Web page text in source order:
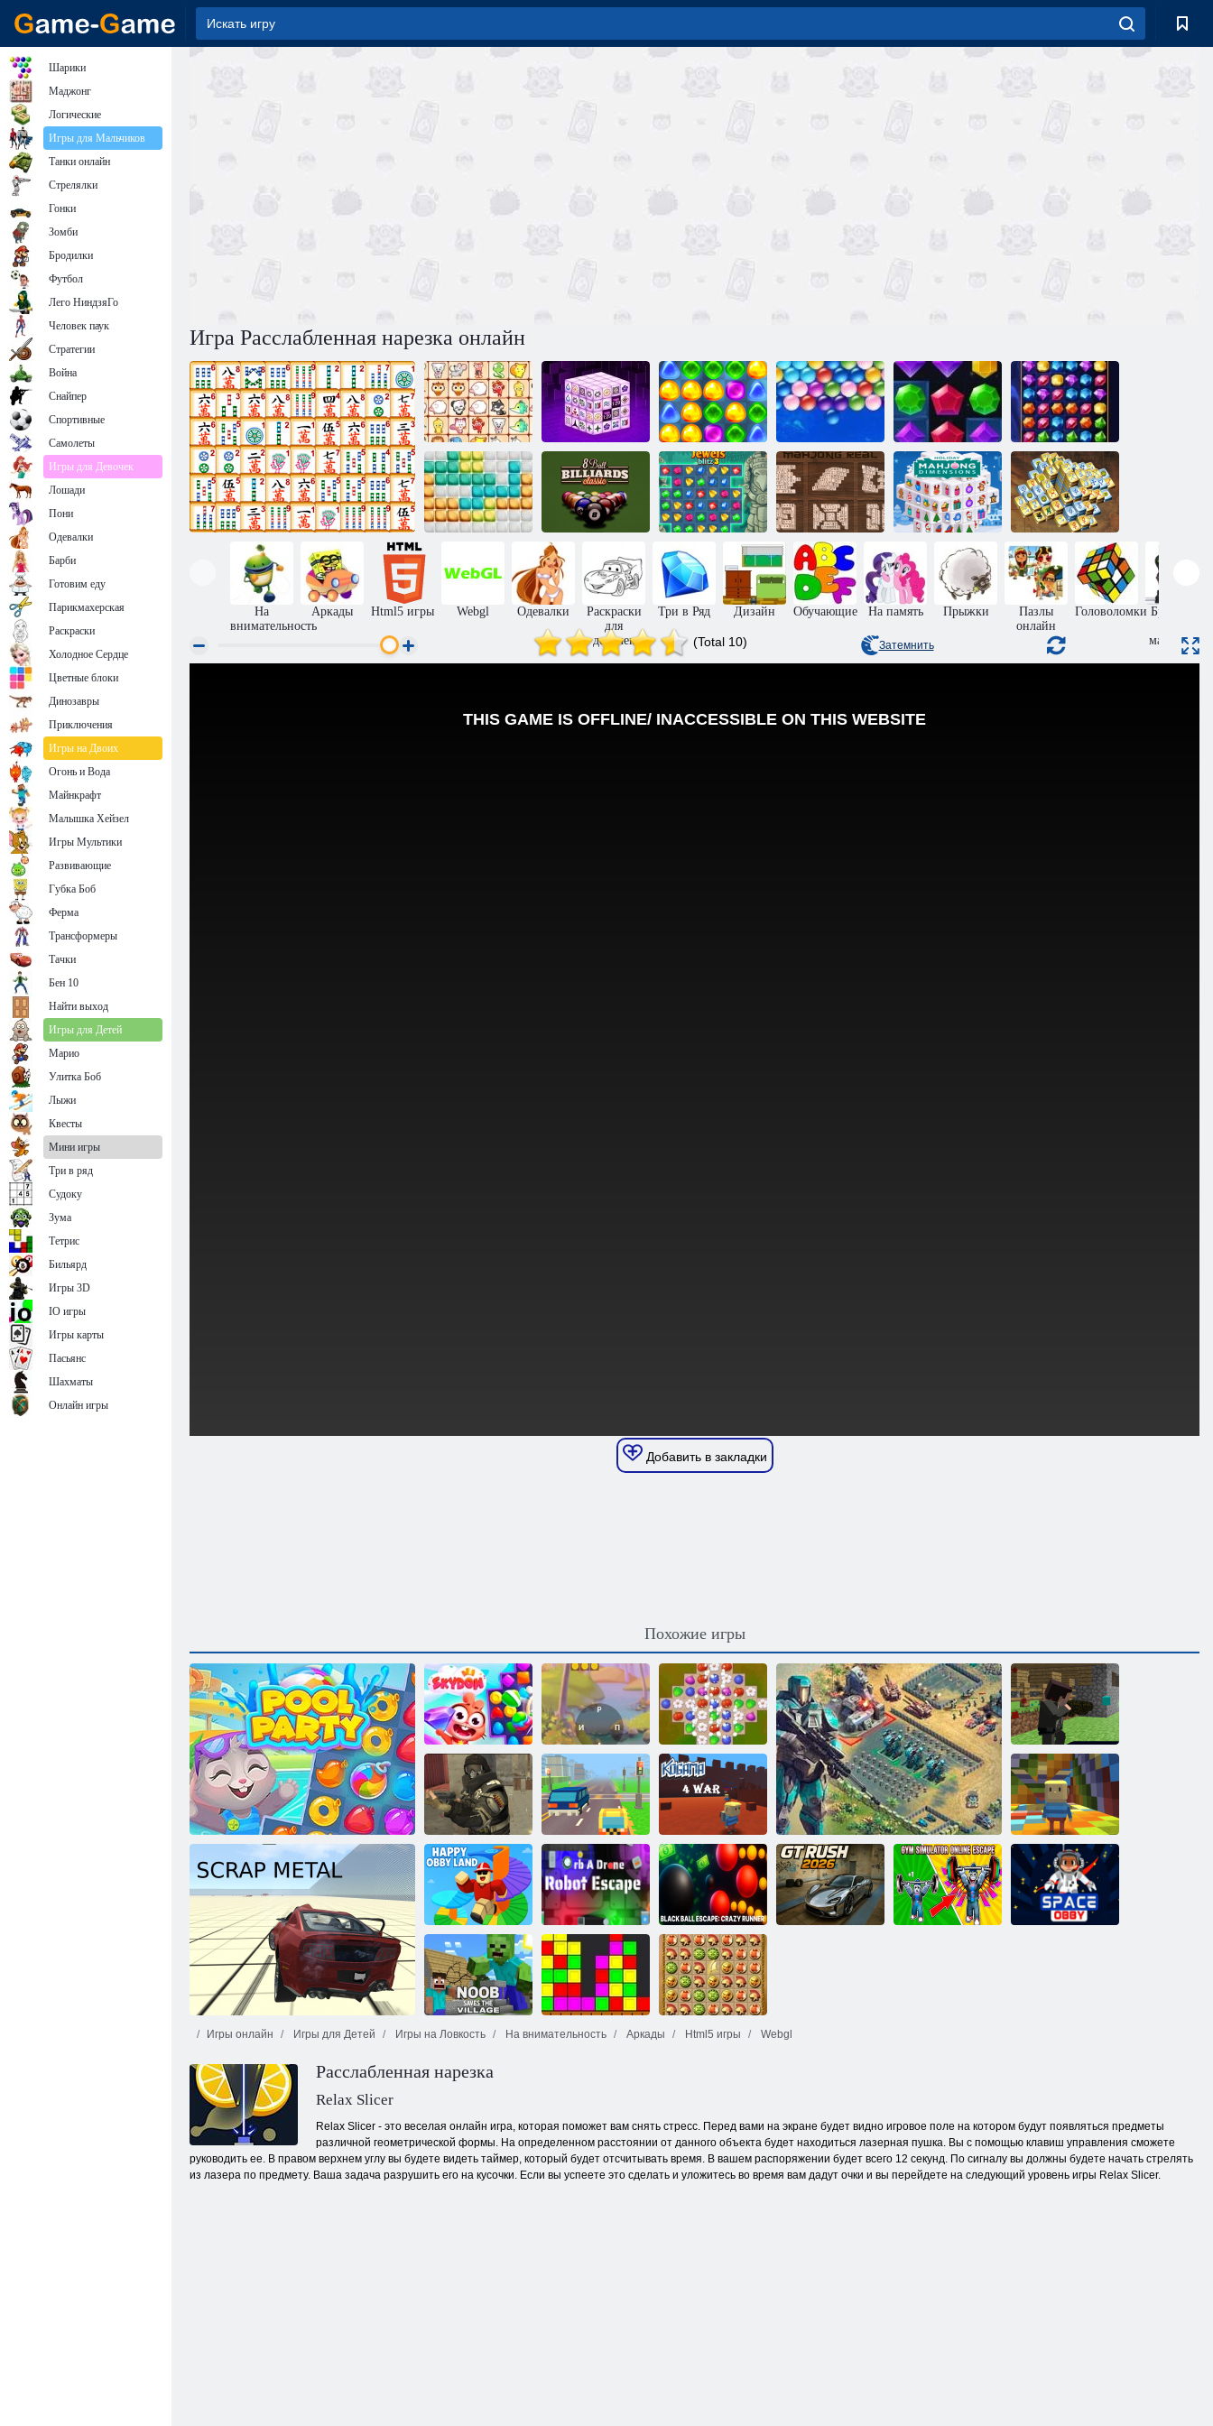
Игра Расслабленная нарезка онлайн
Сказочные
питомцы связь
Маджонг
темные
измерения
Назад в
Конфетную
страну: Эпизод
1
Бесконечные
пузыри
Драгоценные
камни: Взрыв
Академия
драгоценного
камня
8 шаров:
Классический
бильярд
Блиц
драгоценностей
Реальный
маджонг
Праздничный
маджонг
Маджонг: Эра
Алхимии
На
внимательность
Аркады Html5 игры Webgl Одевалки
Раскраски
для
девочек
Три в Ряд Дизайн Обучающие На память Прыжки
Пазлы
онлайн
Головоломки Бродилки
мальчиков
(Total 10) Затемнить
Добавить в закладки
Похожие игры
Вечеринка у бассейна
Небесные
камни
Крокворд:
Кроссворд
Матч джунглей
Пиксельная
война:
Пиксельное
оружие.
Апокалипсис 3
Замаскированная
сила
Такси в
Пиксел-роуд
Металлолом
Когама:
Четырехсторонняя
война
Когама:
радужный
паркур
Счастливая
Земля Обби
Орбо дрон
Побег из
чёрного шара:
Безумный
бегун
Нуб спасает
деревню
Игры онлайн Игры для Детей Игры на Ловкость На внимательность Аркады Html5 игры Webgl
Расслабленная нарезка
Relax Slicer
Relax Slicer - это веселая онлайн игра, которая поможет вам снять стресс. Перед вами на экране будет видно игровое поле на котором будут появляться предметы
различной геометрической формы. На определенном расстоянии от данного объекта будет находиться лазерная пушка. Вы с помощью клавиш управления сможете
руководить ее. В правом верхнем углу вы будете видеть таймер, который будет отсчитывать время. В вашем распоряжении будет всего 12 секунд. По сигналу вы должны будете начать стрелять
из лазера по предмету. Ваша задача разрушить его на кусочки. Если вы успеете это сделать и уложитесь во время вам дадут очки и вы перейдете на следующий уровень игры Relax Slicer.
Шарики
Маджонг
Логические
Игры для Мальчиков
Танки онлайн
Стрелялки
Гонки
Зомби
Бродилки
Футбол
Лего НиндзяГо
Человек паук
Стратегии
Война
Снайпер
Спортивные
Самолеты
Игры для Девочек
Лошади
Пони
Одевалки
Барби
Готовим еду
Парикмахерская
Раскраски
Холодное Сердце
Цветные блоки
Динозавры
Приключения
Игры на Двоих
Огонь и Вода
Майнкрафт
Малышка Хейзел
Игры Мультики
Развивающие
Губка Боб
Ферма
Трансформеры
Тачки
Бен 10
Найти выход
Игры для Детей
Марио
Улитка Боб
Лыжи
Квесты
Мини игры
Три в ряд
Судоку
Зума
Тетрис
Бильярд
Игры 3D
IO игры
Игры карты
Пасьянс
Шахматы
Онлайн игры